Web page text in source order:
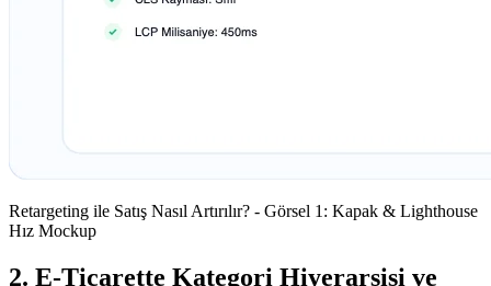
Retargeting ile Satış Nasıl Artırılır? - Görsel 1: Kapak & Lighthouse
Hız Mockup
2. E-Ticarette Kategori Hiyerarşisi ve